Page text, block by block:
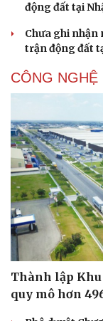
Sức khỏe
Dinh dưỡng - món
Cây thuốc
Sản phụ khoa
động đất tại
Chưa ghi
trận động đất
CÔNG NGHỆ
Thành lập Khu
quy mô hơn